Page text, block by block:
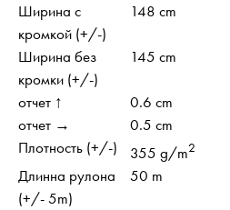
Ширина с
кромкой (+/-)
148 cm
Ширина без
кромки (+/-)
145 cm
отчет ↑
0.6 cm
отчет →
0.5 cm
Плотность (+/-)
355 g/m2
Длинна рулона
(+/- 5m)
50 m